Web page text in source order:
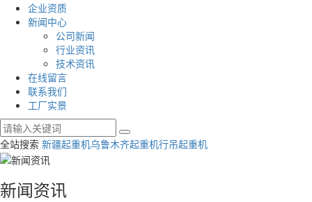
企业资质
新闻中心
公司新闻
行业资讯
技术资讯
在线留言
联系我们
工厂实景
全站搜索 新疆起重机乌鲁木齐起重机行吊起重机
新闻资讯